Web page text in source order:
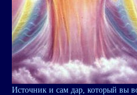
Источник и сам дар, который вы